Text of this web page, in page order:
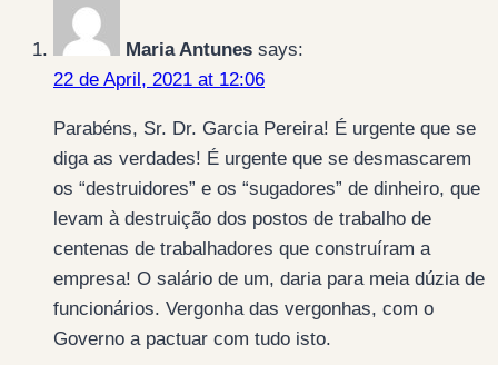
Maria Antunes says:
22 de April, 2021 at 12:06
Parabéns, Sr. Dr. Garcia Pereira! É urgente que se
diga as verdades! É urgente que se desmascarem
os “destruidores” e os “sugadores” de dinheiro, que
levam à destruição dos postos de trabalho de
centenas de trabalhadores que construíram a
empresa! O salário de um, daria para meia dúzia de
funcionários. Vergonha das vergonhas, com o
Governo a pactuar com tudo isto.